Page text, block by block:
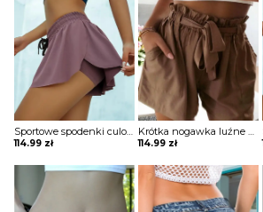
Sportowe spodenki culotte design ze sznurkiem szorty Meaghan
114.99 zł
Krótka nogawka luźne ściągacz kieszenie jednolite wiązanie casual lato marszczenie boho szorty spodenki spodnie Assiya
114.99 zł